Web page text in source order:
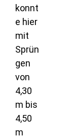
konnt
e hier
mit
Sprün
gen
von
4,30
m bis
4,50
m